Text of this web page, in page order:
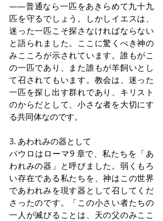
――普通なら一匹をあきらめて九十九
匹を守るでしょう。しかしイエスは、
迷った一匹こそ探さなければならない
と語られました。ここに驚くべき神の
みこころが示されています。誰もがこ
の一匹であり、また誰もが羊飼いとし
て召されてもいます。教会は、迷った
一匹を探し出す群れであり、キリスト
のからだとして、小さな者を大切にす
る共同体なのです。
3. あわれみの器として
パウロはローマ9 章で、私たちを「あ
われみの器」と呼びました。弱くもろ
い存在である私たちを、神はこの世界
であわれみを現す器として召してくだ
さったのです。「この小さい者たちの
一人が滅びることは、天の父のみここ